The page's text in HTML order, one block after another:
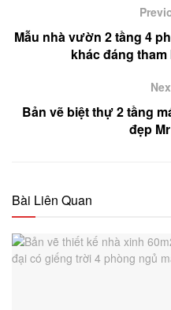
Mẫu nhà vườn 2 tầng 4
khác đáng
Bản vẽ biệt thự 2 tầng
đẹp
Bài Liên Quan